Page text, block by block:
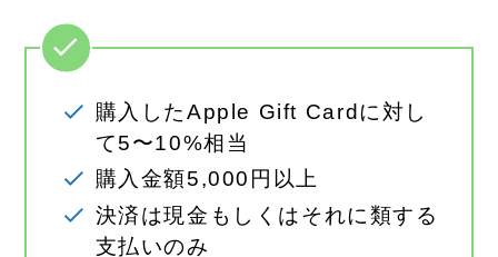
購入したApple Gift Cardに対し
て5〜10%相当
購入金額5,000円以上
決済は現金もしくはそれに類する
支払いのみ